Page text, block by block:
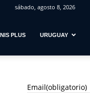
sábado, agosto 8, 2026
PLUS URUGUAY
Email(obligatorio)